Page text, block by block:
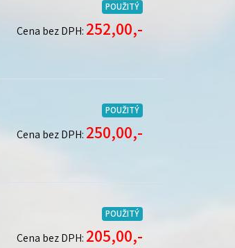
POUŽITÝ
Cena bez DPH: 252,00,-
POUŽITÝ
Cena bez DPH: 250,00,-
POUŽITÝ
Cena bez DPH: 205,00,-